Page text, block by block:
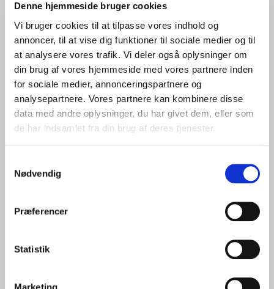
Denne hjemmeside bruger cookies
Vi bruger cookies til at tilpasse vores indhold og
annoncer, til at vise dig funktioner til sociale medier og til
at analysere vores trafik. Vi deler også oplysninger om
din brug af vores hjemmeside med vores partnere inden
for sociale medier, annonceringspartnere og
analysepartnere. Vores partnere kan kombinere disse
data med andre oplysninger, du har givet dem, eller som
de har indsamlet fra din brug af deres tjenester.
Nødvendig
Præferencer
Statistik